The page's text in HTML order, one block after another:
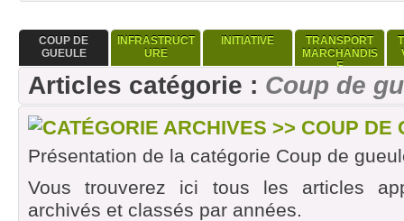
COUP DE
GUEULE
INFRASTRUCT
URE
INITIATIVE
TRANSPORT
MARCHANDIS
E
Articles catégorie : Coup de
CATÉGORIE ARCHIVES >> COUP DE
Présentation de la catégorie Coup de
Vous trouverez ici tous les articles
archivés et classés par années.